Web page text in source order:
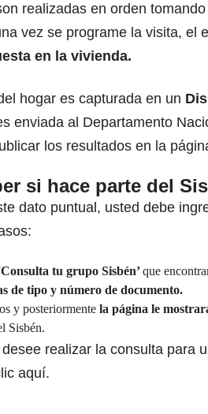
realizadas en orden
vez se programe la visita, el
en la vivienda.
hogar es capturada en un
enviada al Departamento
los resultados en la
si hace parte del
dato puntual, usted debe
tu grupo Sisbén’que
de tipo y número de documento.
y posteriormente la página le
Sisbén.
realizar la consulta para
aquí.